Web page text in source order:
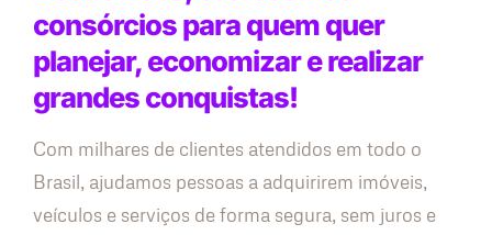
consórcios para quem quer
planejar, economizar e realizar
grandes conquistas!
Com milhares de clientes atendidos em todo o
Brasil, ajudamos pessoas a adquirirem imóveis,
veículos e serviços de forma segura, sem juros e